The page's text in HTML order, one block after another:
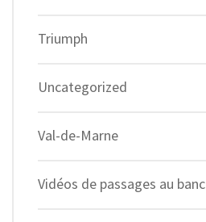
Triumph
Uncategorized
Val-de-Marne
Vidéos de passages au banc